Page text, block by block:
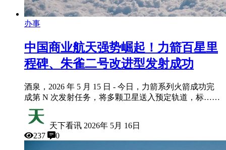
办事
中国商业航天强势崛起！力箭百星里
程碑、朱雀二号改进型发射成功
酒泉，2026 年 5 月 15 日 - 今日，力箭系列火箭成功完
成第 N 次发射任务，将多颗卫星送入预定轨道，标……
天下看讯 2026年 5月 16日
237
0